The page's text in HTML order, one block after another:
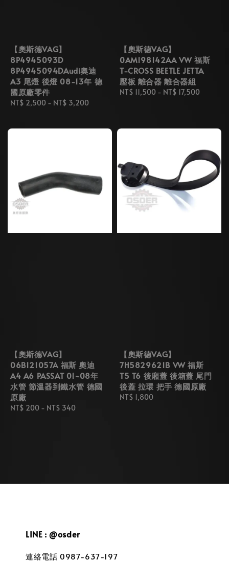
【奧斯德VAG】
8P4945093D
8P4945094DAudi奧迪
A3 尾燈 後燈 08-13年 德
國原廠零件
Regular
NT$ 2,500 - NT$ 3,200
【奧斯德VAG】
0AM198142AA VW 福斯
T-CROSS BEETLE JETTA
壓板 離合器 離合器組
Regular
NT$ 11,500 - NT$ 17,500
【奧斯德VAG】
06B121057A 福斯 奧迪
A4 A6 PASSAT 01~08年
水管 節溫器到鐵水管 德國
原廠
Regular
NT$ 200 - NT$ 340
【奧斯德VAG】
7H5829621B VW 福斯
T5 T6 後廂蓋 後箱蓋 尾門
後蓋 拉環 把手 德國原廠
Regular
NT$ 1,800
LINE : @osder
連絡電話 0987-637-197